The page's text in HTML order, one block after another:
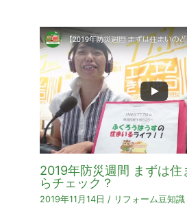
2019年防災週間 まずは住
らチェック？
2019年11月14日 / リフォーム豆知識